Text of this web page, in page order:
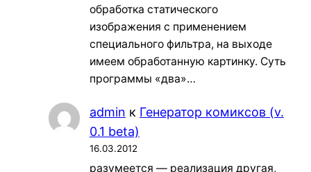
обработка статического
изображения с применением
специального фильтра, на выходе
имеем обработанную картинку. Суть
программы «два»…
admin к Генератор комиксов (v.
0.1 beta)
16.03.2012
разумеется — реализация другая,